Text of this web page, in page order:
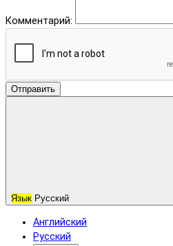
Комментарий:
Отправить
Язык Русский
Английский
Русский